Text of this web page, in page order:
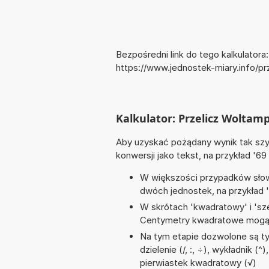
Bezpośredni link do tego kalkulatora:
https://www.jednostek-miary.info/
Kalkulator: Przelicz
Aby uzyskać pożądany wynik tak
konwersji jako tekst, na przykład '69
W większości przypadków
dwóch jednostek, na przykład
W skrótach 'kwadratowy' i
Centymetry kwadratowe
Na tym etapie dozwolone są
dzielenie (/, :, ÷), wykładnik
pierwiastek kwadratowy (√)